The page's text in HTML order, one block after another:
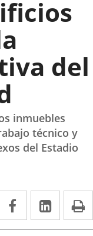
del
inmuebles
técnico y
del Estadio
Facebook
Enlace
a
Enlace
a